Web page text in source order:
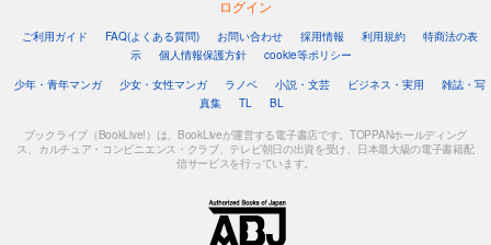
ログイン
ご利用ガイド FAQ(よくある質問) お問い合わせ 採用情報 利用規約
特商法の表
示
個人情報保護方針
cookie等ポリシー
少年・青年マンガ
少女・女性マンガ ラノベ 小説・文芸 ビジネス・実用
雑誌・写
真集
TL BL
ブックライブ（BookLive!）は、BookLiveが運営する電子書店です。TOPPANホールディング
ス、カルチュア・コンビニエンス・クラブ、テレビ朝日の出資を受け、日本最大級の電子書籍配
信サービスを行っています。